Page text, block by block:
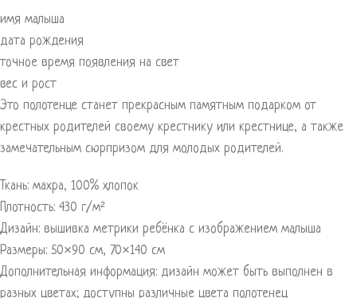
имя малыша
дата рождения
точное время появления на свет
вес и рост
Это полотенце станет прекрасным памятным подарком от
крестных родителей своему крестнику или крестнице, а также
замечательным сюрпризом для молодых родителей.
Ткань: махра, 100% хлопок
Плотность: 430 г/м²
Дизайн: вышивка метрики ребёнка с изображением малыша
Размеры: 50×90 см, 70×140 см
Дополнительная информация: дизайн может быть выполнен в
разных цветах; доступны различные цвета полотенец